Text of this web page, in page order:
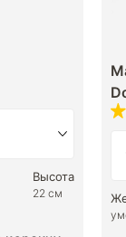
Высота
22 см